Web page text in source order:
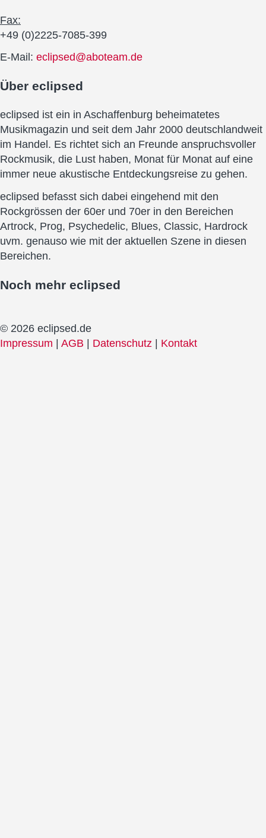
Fax:
+49 (0)2225-7085-399
E-Mail: eclipsed@aboteam.de
Über eclipsed
eclipsed ist ein in Aschaffenburg beheimatetes
Musikmagazin und seit dem Jahr 2000 deutschlandweit
im Handel. Es richtet sich an Freunde anspruchsvoller
Rockmusik, die Lust haben, Monat für Monat auf eine
immer neue akustische Entdeckungsreise zu gehen.
eclipsed befasst sich dabei eingehend mit den
Rockgrössen der 60er und 70er in den Bereichen
Artrock, Prog, Psychedelic, Blues, Classic, Hardrock
uvm. genauso wie mit der aktuellen Szene in diesen
Bereichen.
Noch mehr eclipsed
© 2026 eclipsed.de
Impressum | AGB | Datenschutz | Kontakt